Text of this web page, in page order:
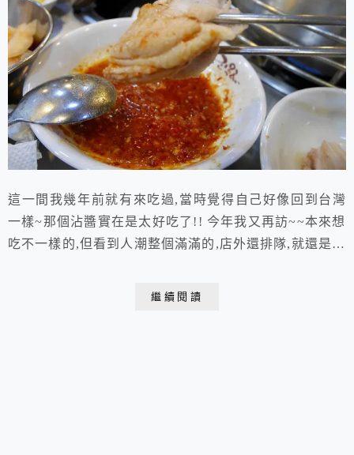
這一間我幾年前就有來吃過,當時覺得自己好像回到台灣
一樣~那個沾醬實在是太好吃了!! 今年我又再訪~~本來想
吃不一樣的,但看到人潮整個滿滿的,店外還排隊,就還是進
繼續閱讀